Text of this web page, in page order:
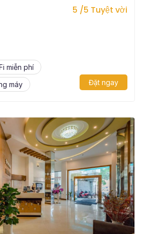
5 /5 Tuyệt vời
miễn phí
máy Đặt ngay